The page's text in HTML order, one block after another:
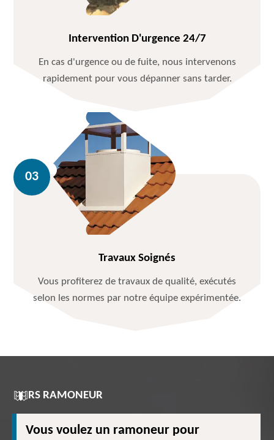
Intervention D'urgence 24/7
En cas d'urgence ou de fuite, nous intervenons
rapidement pour vous dépanner sans tarder.
Travaux Soignés
Vous profiterez de travaux de qualité, exécutés
selon les normes par notre équipe expérimentée.
RS RAMONEUR
Vous voulez un ramoneur pour